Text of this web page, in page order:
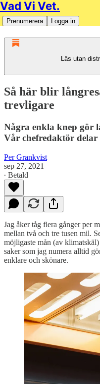
Vad Vi Vet.
Prenumerera Logga in
Läs utan
Så här blir
trevligare
Några enkla knep gör
Vår chefredaktör delar
Per Grankvist
sep 27, 2021
∙ Betald
Jag åker tåg flera gånger per
mellan två och tre tusen mil.
möjligaste mån (av
saker som jag numera alltid
enklare och skönare.